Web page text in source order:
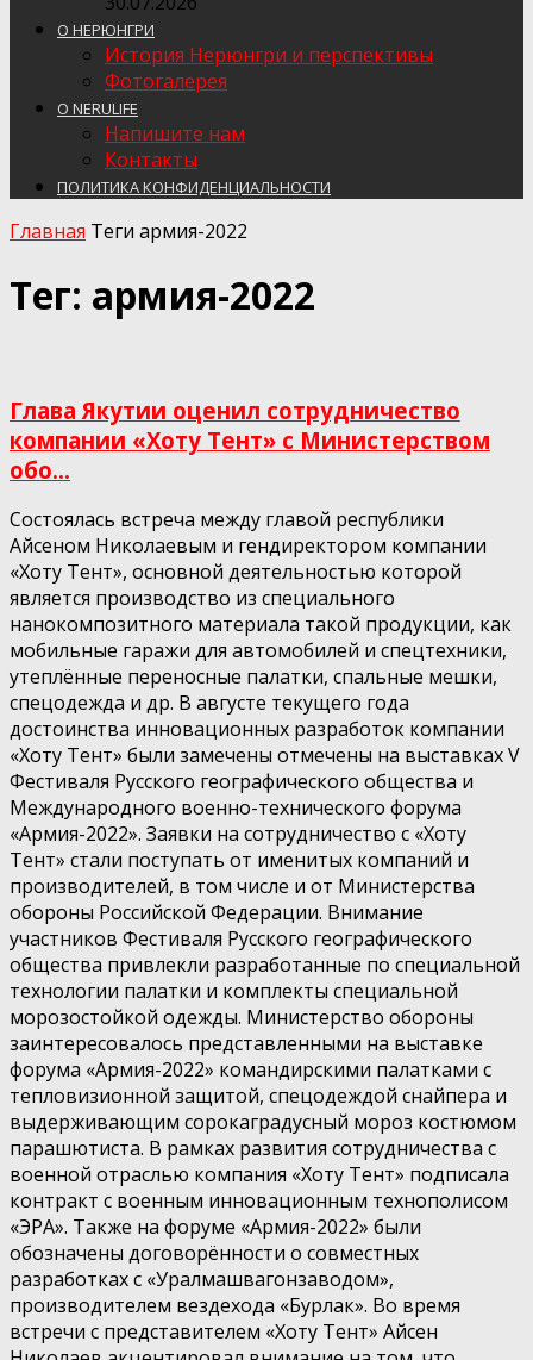
О НЕРЮНГРИ
История Нерюнгри и перспективы
Фотогалерея
О NERULIFE
Напишите нам
Контакты
ПОЛИТИКА КОНФИДЕНЦИАЛЬНОСТИ
Главная Теги армия-2022
Тег: армия-2022
Глава Якутии оценил сотрудничество
компании «Хоту Тент» с Министерством
обо...
Состоялась встреча между главой республики
Айсеном Николаевым и гендиректором компании
«Хоту Тент», основной деятельностью которой
является производство из специального
нанокомпозитного материала такой продукции, как
мобильные гаражи для автомобилей и спецтехники,
утеплённые переносные палатки, спальные мешки,
спецодежда и др. В августе текущего года
достоинства инновационных разработок компании
«Хоту Тент» были замечены отмечены на выставках V
Фестиваля Русского географического общества и
Международного военно-технического форума
«Армия-2022». Заявки на сотрудничество с «Хоту
Тент» стали поступать от именитых компаний и
производителей, в том числе и от Министерства
обороны Российской Федерации. Внимание
участников Фестиваля Русского географического
общества привлекли разработанные по специальной
технологии палатки и комплекты специальной
морозостойкой одежды. Министерство обороны
заинтересовалось представленными на выставке
форума «Армия-2022» командирскими палатками с
тепловизионной защитой, спецодеждой снайпера и
выдерживающим сорокаградусный мороз костюмом
парашютиста. В рамках развития сотрудничества с
военной отраслью компания «Хоту Тент» подписала
контракт с военным инновационным технополисом
«ЭРА». Также на форуме «Армия-2022» были
обозначены договорённости о совместных
разработках с «Уралмашвагонзаводом»,
производителем вездехода «Бурлак». Во время
встречи с представителем «Хоту Тент» Айсен